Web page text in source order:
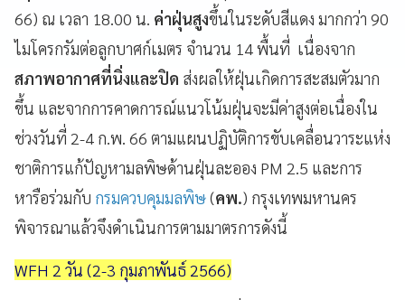
66) ณ เวลา 18.00 น. ค่าฝุ่นสูงขึ้นในระดับสีแดง มากกว่า 90
ไมโครกรัมต่อลูกบาศก์เมตร จำนวน 14 พื้นที่ เนื่องจาก
สภาพอากาศที่นิ่งและปิด ส่งผลให้ฝุ่นเกิดการสะสมตัวมาก
ขึ้น และจากการคาดการณ์แนวโน้มฝุ่นจะมีค่าสูงต่อเนื่องใน
ช่วงวันที่ 2-4 ก.พ. 66 ตามแผนปฏิบัติการขับเคลื่อนวาระแห่ง
ชาติการแก้ปัญหามลพิษด้านฝุ่นละออง PM 2.5 และการ
หารือร่วมกับ กรมควบคุมมลพิษ(คพ.) กรุงเทพมหานคร
พิจารณาแล้วจึงดำเนินการตามมาตรการดังนี้
WFH 2 วัน (2-3 กุมภาพันธ์ 2566)